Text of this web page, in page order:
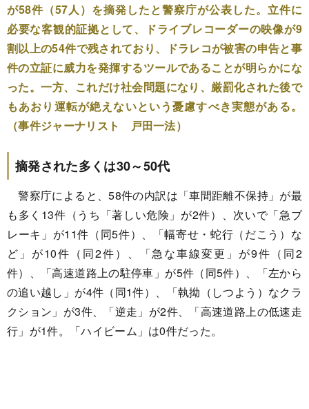
が58件（57人）を摘発したと警察庁が公表した。立件に
必要な客観的証拠として、ドライブレコーダーの映像が9
割以上の54件で残されており、ドラレコが被害の申告と事
件の立証に威力を発揮するツールであることが明らかにな
った。一方、これだけ社会問題になり、厳罰化された後で
もあおり運転が絶えないという憂慮すべき実態がある。
（事件ジャーナリスト 戸田一法）
摘発された多くは30～50代
警察庁によると、58件の内訳は「車間距離不保持」が最
も多く13件（うち「著しい危険」が2件）、次いで「急ブ
レーキ」が11件（同5件）、「幅寄せ・蛇行（だこう）な
ど」が10件（同2件）、「急な車線変更」が9件（同2
件）、「高速道路上の駐停車」が5件（同5件）、「左から
の追い越し」が4件（同1件）、「執拗（しつよう）なクラ
クション」が3件、「逆走」が2件、「高速道路上の低速走
行」が1件。「ハイビーム」は0件だった。